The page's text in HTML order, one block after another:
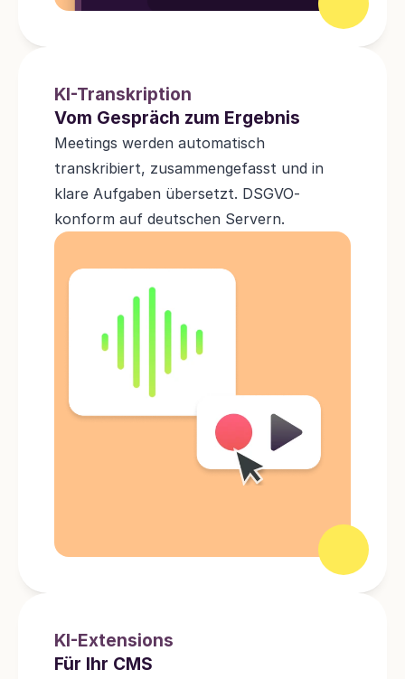
KI-Transkription
Vom Gespräch zum Ergebnis
Meetings werden automatisch
transkribiert, zusammengefasst und in
klare Aufgaben übersetzt. DSGVO-
konform auf deutschen Servern.
KI-Extensions
Für Ihr CMS